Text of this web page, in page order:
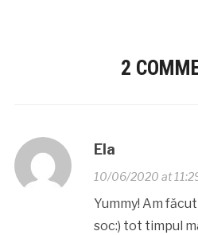
2
Ela
10/06/2020 at
Yummy! Am
soc:) tot timpul